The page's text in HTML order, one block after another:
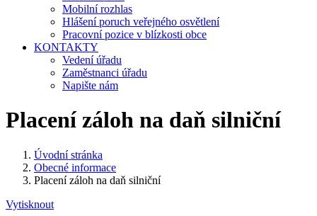
Mobilní rozhlas
Hlášení poruch veřejného osvětlení
Pracovní pozice v blízkosti obce
KONTAKTY
Vedení úřadu
Zaměstnanci úřadu
Napište nám
Placení záloh na daň silniční
Úvodní stránka
Obecné informace
Placení záloh na daň silniční
Vytisknout